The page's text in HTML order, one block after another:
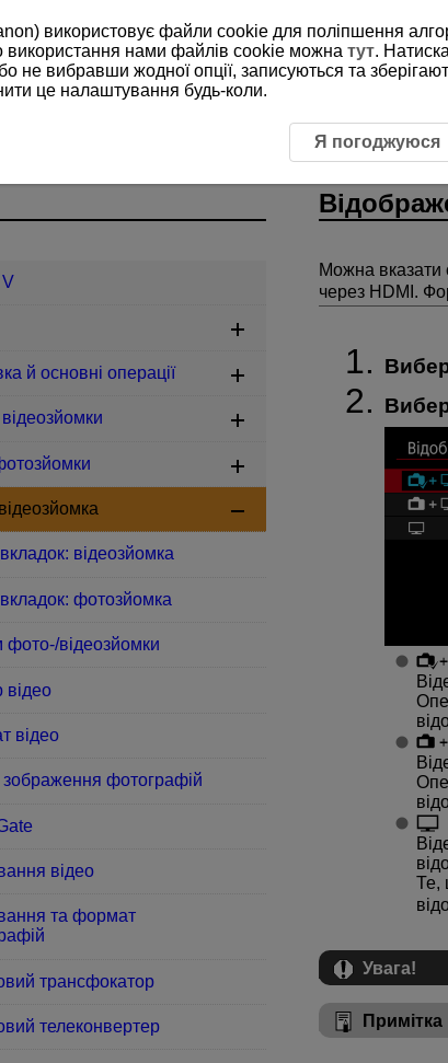
Фото- й відеозйомка
Можна вказати
через HDMI.
Те,
Увага!
Примітка
V
й основні операції
відеозйомка
фотозйомка
фото-/відеозйомки
відео
відео
зображення фотографій
відео
та формат
трансфокатор
телеконвертер
використовує файли cookie для поліпшення
використання нами файлів cookie можна тут.
не вибравши жодної опції, записуються та
це налаштування будь-коли.
Я погоджуюся